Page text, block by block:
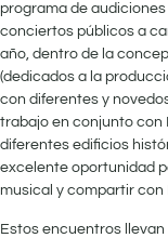
programa de
conciertos públicos a
año, dentro de la
(dedicados a la
con diferentes y
trabajo en conjunto con
diferentes edificios
excelente oportunidad
musical y compartir con
Estos encuentros